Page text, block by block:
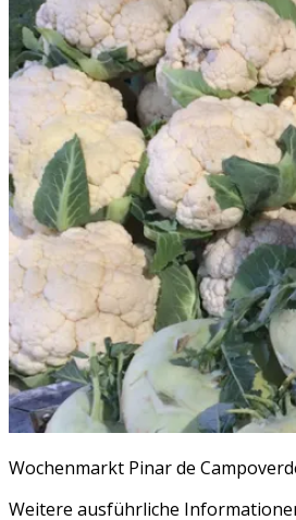
Wochenmarkt Pinar de
Weitere ausführliche